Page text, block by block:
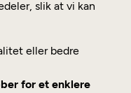
slik at vi kan
eller bedre
for et enklere